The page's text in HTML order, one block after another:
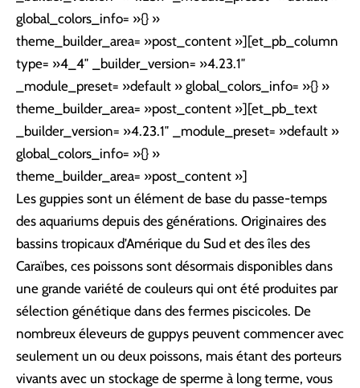
global_colors_info= »{} »
theme_builder_area= »post_content »][et_pb_column
type= »4_4″ _builder_version= »4.23.1″
_module_preset= »default » global_colors_info= »{} »
theme_builder_area= »post_content »][et_pb_text
_builder_version= »4.23.1″ _module_preset= »default »
global_colors_info= »{} »
theme_builder_area= »post_content »]
Les guppies sont un élément de base du passe-temps
des aquariums depuis des générations. Originaires des
bassins tropicaux d’Amérique du Sud et des îles des
Caraïbes, ces poissons sont désormais disponibles dans
une grande variété de couleurs qui ont été produites par
sélection génétique dans des fermes piscicoles. De
nombreux éleveurs de guppys peuvent commencer avec
seulement un ou deux poissons, mais étant des porteurs
vivants avec un stockage de sperme à long terme, vous